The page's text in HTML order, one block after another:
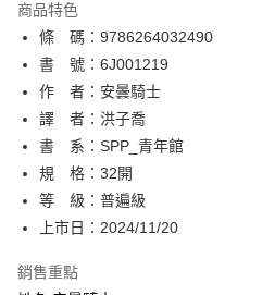
相關說明
【關於「AFTEE先享後付」】
AFTEE先享後付是「在收到商品之後才付
便利好安心！
１．簡單：不需註冊會員、不需綁卡、不需
２．便利：只要手機號碼，簡訊認證，即可
３．安心：先確認商品／服務後，再付款。
【「AFTEE先享後付」結帳流程】
１．於結帳方式選擇「AFTEE先享後付」
結帳頁面，進行簡訊認證並確認金額後，即
２．訂單成立數日內，您將收到繳費通知簡
ATM／網路銀行／等多元方式進行付款，方
ATM付款
運送方式
全家取貨付款
每筆NT$80，滿NT$500(含以上)免運費
付款後全家取貨
商品特色
條 碼：9786264032490
書 號：6J001219
作 者：安曇騎士
譯 者：洪子喬
書 系：SPP_青年館
規 格：32開
等 級：普遍級
上市日：2024/11/20
銷售重點